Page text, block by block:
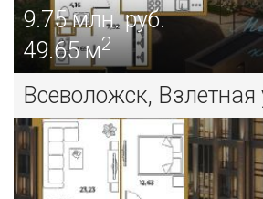
9.75млн. руб.
49.65 м2
Всеволожск, Взлетная